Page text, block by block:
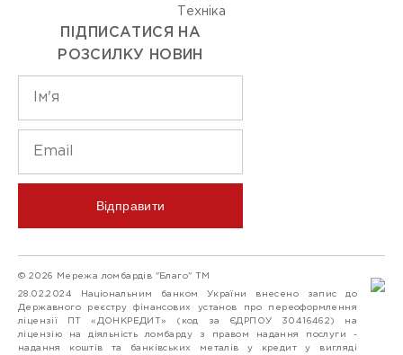
Технiка
ПІДПИСАТИСЯ НА
РОЗСИЛКУ НОВИН
Відправити
© 2026 Мережа ломбардів "Благо" ТМ
28.02.2024 Національним банком України внесено запис до
Державного реєстру фінансових установ про переоформлення
ліцензії ПТ «ДОНКРЕДИТ» (код за ЄДРПОУ 30416462) на
ліцензію на діяльність ломбарду з правом надання послуги -
надання коштів та банківських металів у кредит у вигляді